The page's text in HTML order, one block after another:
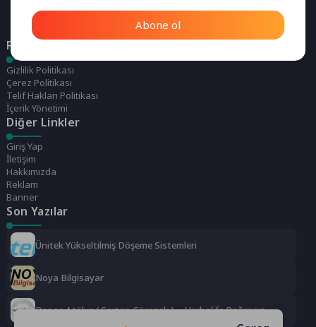
Politikalarımız
Gizlilik Politikası
Çerez Politikası
Telif Hakları Politikası
İçerik Yönetimi
Diğer Linkler
Giriş Yap
İletişim
Hakkımızda
Reklam
Banner
Son Yazılar
Ünitek Yükseltilmiş Döşeme Sistemleri
Noya Bilgisayar
Denge Atölye ( Sertap Görenek ) – Herbalife Bağımsız
Abone ol